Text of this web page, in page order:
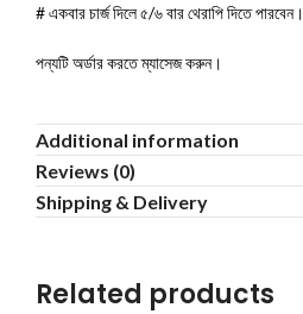
# একবার চার্জ দিলে ৫/৬ বার থেরাপি দিতে পারবেন।
পন্যটি অর্ডার করতে ম্যাসেজ করুন।
Additional information
Reviews (0)
Shipping & Delivery
Related products